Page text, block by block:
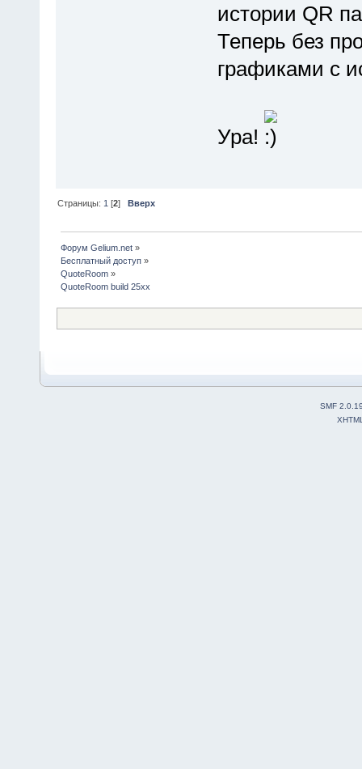
истории QR
Теперь без
графиками с
Ура!
Страницы: 1 [2]Вверх
Форум Gelium.net »
Бесплатный доступ »
QuoteRoom »
QuoteRoom build 25xx
SMF